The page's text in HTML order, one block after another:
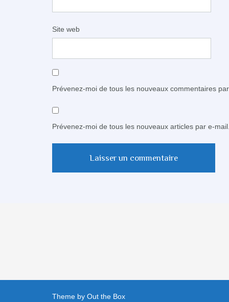
Site web
Prévenez-moi de tous les nouveaux commentaires
Prévenez-moi de tous les nouveaux articles par e-
Theme by Out the Box